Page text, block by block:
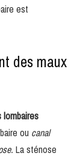
est
des maux
lombaires
ou canal
La sténose